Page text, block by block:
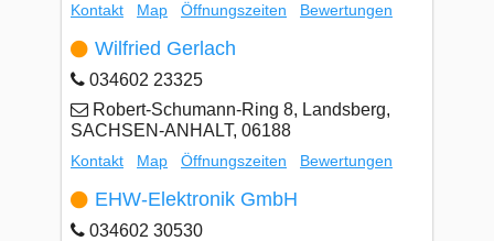
Kontakt Map Öffnungszeiten Bewertungen
Wilfried Gerlach
034602 23325
Robert-Schumann-Ring 8, Landsberg,
SACHSEN-ANHALT, 06188
Kontakt Map Öffnungszeiten Bewertungen
EHW-Elektronik GmbH
034602 30530